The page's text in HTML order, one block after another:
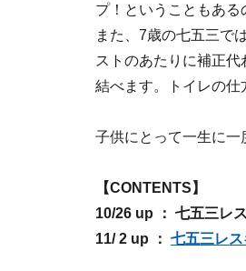
プ！ということもある
また、7歳の七五三で
ストのあたりに補正
結べます。トイレの仕
子供にとって一生に一
【CONTENTS】
10/26 up ： 七五三レ
11/ 2 up ： 七五三レ